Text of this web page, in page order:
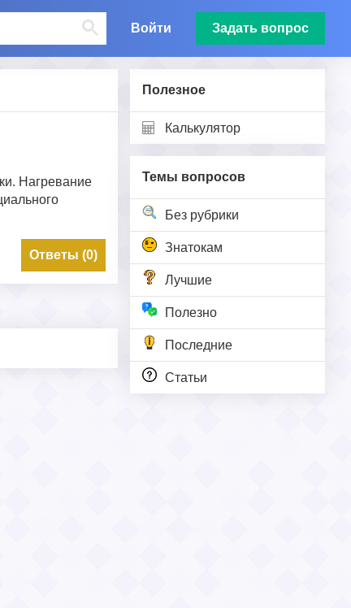
Войти Задать вопрос
Полезное
Калькулятор
Темы вопросов
Без рубрики
Знатокам
Лучшие
Полезно
Последние
Статьи
Нагревание
Ответы (0)